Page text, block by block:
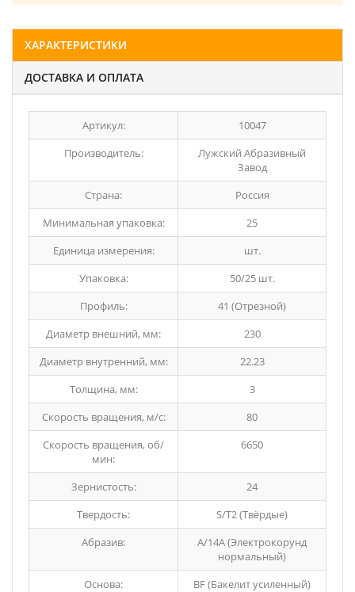
ХАРАКТЕРИСТИКИ
ДОСТАВКА И ОПЛАТА
Артикул:
10047
Производитель:
Лужский Абразивный
Завод
Страна:
Россия
Минимальная упаковка:
25
Единица измерения:
шт.
Упаковка:
50/25 шт.
Профиль:
41 (Отрезной)
Диаметр внешний, мм:
230
Диаметр внутренний, мм:
22.23
Толщина, мм:
3
Скорость вращения, м/с:
80
Скорость вращения, об/
мин:
6650
Зернистость:
24
Твердость:
S/Т2 (Твёрдые)
Абразив:
A/14A (Электрокорунд
нормальный)
Основа:
BF (Бакелит усиленный)